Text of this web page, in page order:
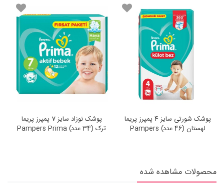
پوشک شورتی سایز 4 پمپرز پریما
لهستان (46 عدد) Pampers
پوشک نوزاد سایز 7 پمپرز پریما
ترک (34 عدد) Pampers Prima
محصولات مشاهده شده